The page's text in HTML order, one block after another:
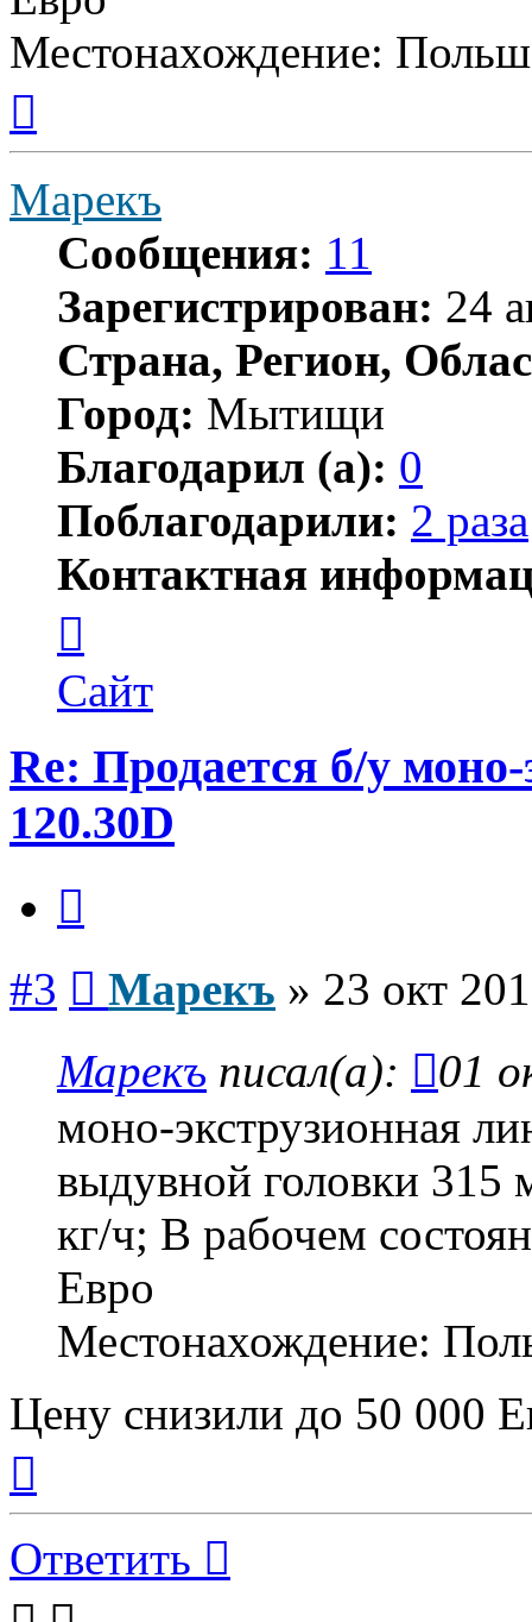
Местонахождение:
началу
Марекъ
Сообщения: 11
Зарегистрирован: 24
Страна, Регион,
Город: Мытищи
Благодарил (а): 0
Поблагодарили: 2 раза
Контактная
пользователя
Марекъ
Сайт
Re: Продается б/у
120.30D
#3 Марекъ » 23 окт
Марекъ писал(а):
01
моно-экструзионная
выдувной головки 315
кг/ч; В рабочем
Евро
Местонахождение:
Цену снизили до 50 000
началу
Ответить